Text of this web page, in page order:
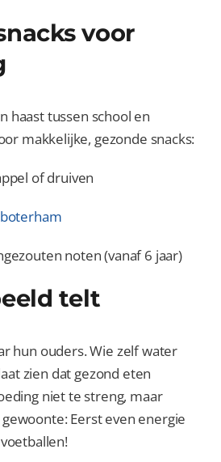
voor
haast tussen school en
makkelijke, gezonde snacks:
of druiven
noten (vanaf 6 jaar)
telt
hun ouders. Wie zelf water
zien dat gezond eten
niet te streng, maar
Eerst even energie